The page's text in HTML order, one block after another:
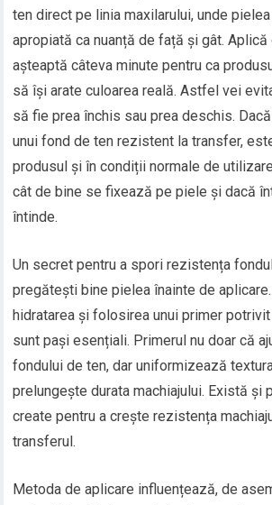
ten direct pe linia maxilarului, unde
apropiată ca nuanță de față și gât.
așteaptă câteva minute pentru ca
să își arate culoarea reală. Astfel vei
să fie prea închis sau prea deschis.
unui fond de ten rezistent la transfer,
produsul și în condiții normale de
cât de bine se fixează pe piele și dacă
întinde.
Un secret pentru a spori rezistența
pregătești bine pielea înainte de
hidratarea și folosirea unui primer
sunt pași esențiali. Primerul nu doar că
fondului de ten, dar uniformizează
prelungește durata machiajului. Există și
create pentru a crește rezistența
transferul.
Metoda de aplicare influențează, de